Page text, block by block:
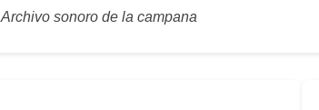
Archivo sonoro de la campana